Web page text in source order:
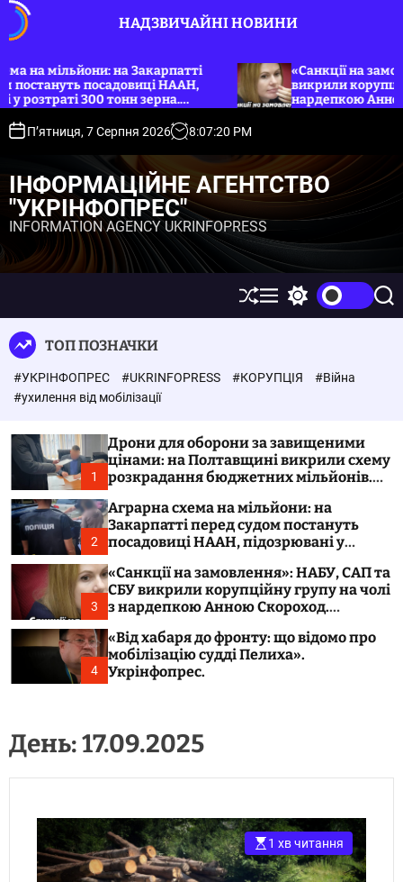
т
с
НАДЗВИЧАЙНІ НОВИНИ
на Закарпатті
посадовиці НААН,
300 тонн зерна.
«Санкції на замовлення»:
викрили корупційну групу
нардепкою Анною
П’ятниця, 7 Серпня 2026 8:07:21 PM
ІНФОРМАЦІЙНЕ АГЕНТСТВО
"УКРІНФОПРЕС"
INFORMATION AGENCY UKRINFOPRESS
П
е
а
а
т
и
М
е е
и
к
о
л
ь
р
о
в
г
о
р
ж
и
П
о
ТОП ПОЗНАЧКИ
#УКРІНФОПРЕС #UKRINFOPRESS #КОРУПЦІЯ
#Війна
#ухилення від мобілізації
1
Дрони для оборони за завищеними
цінами: на Полтавщині викрили схему
розкрадання бюджетних мільйонів.
2
Аграрна схема на мільйони: на
Закарпатті перед судом постануть
посадовиці НААН, підозрювані у
3
«Санкції на замовлення»: НАБУ, САП та
СБУ викрили корупційну групу на чолі
з нардепкою Анною Скороход.
4
«Від хабаря до фронту: що відомо про
мобілізацію судді Пелиха».
Укрінфопрес.
День:17.09.2025
1 хв читання